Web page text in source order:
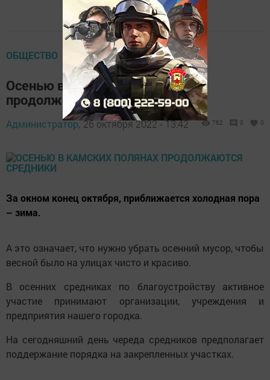
ОБЩЕСТВО
Осенью в Камских Полянах
продолжаются средники
Администратор, 26 октября 2022 - 13:42 762 0 0
За окном конец октября, приближается холодная пора
– зима.
А это означает, что нужно убрать осенний мусор, чтобы
весной было на улицах чисто и красиво.
В осенних средниках по благоустройству активное
участие принимают организации, учреждения и
предприятия нашего городка.
На сегодняшний день череда средников предполагает
поддержание порядка на закрепленных участках.